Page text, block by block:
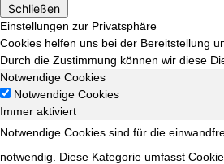
Schließen
Einstellungen zur Privatsphäre
Cookies helfen uns bei der Bereitstellung
Durch die Zustimmung können wir diese
Notwendige Cookies
Notwendige Cookies
Immer aktiviert
Notwendige Cookies sind für die
notwendig. Diese Kategorie umfasst